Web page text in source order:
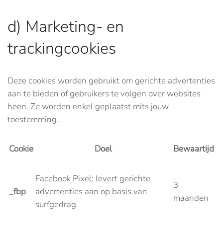
d) Marketing- en
trackingcookies
Deze cookies worden gebruikt om gerichte advertenties
aan te bieden of gebruikers te volgen over websites
heen. Ze worden enkel geplaatst mits jouw
toestemming.
Cookie Doel Bewaartijd
_fbp
Facebook Pixel: levert gerichte
advertenties aan op basis van
surfgedrag.
3
maanden